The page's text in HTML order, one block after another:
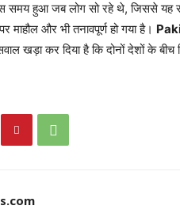
समय हुआ जब लोग सो रहे थे, जिससे यह
और भी तनावपूर्ण हो गया है।
खड़ा कर दिया है कि दोनों देशों के बीच